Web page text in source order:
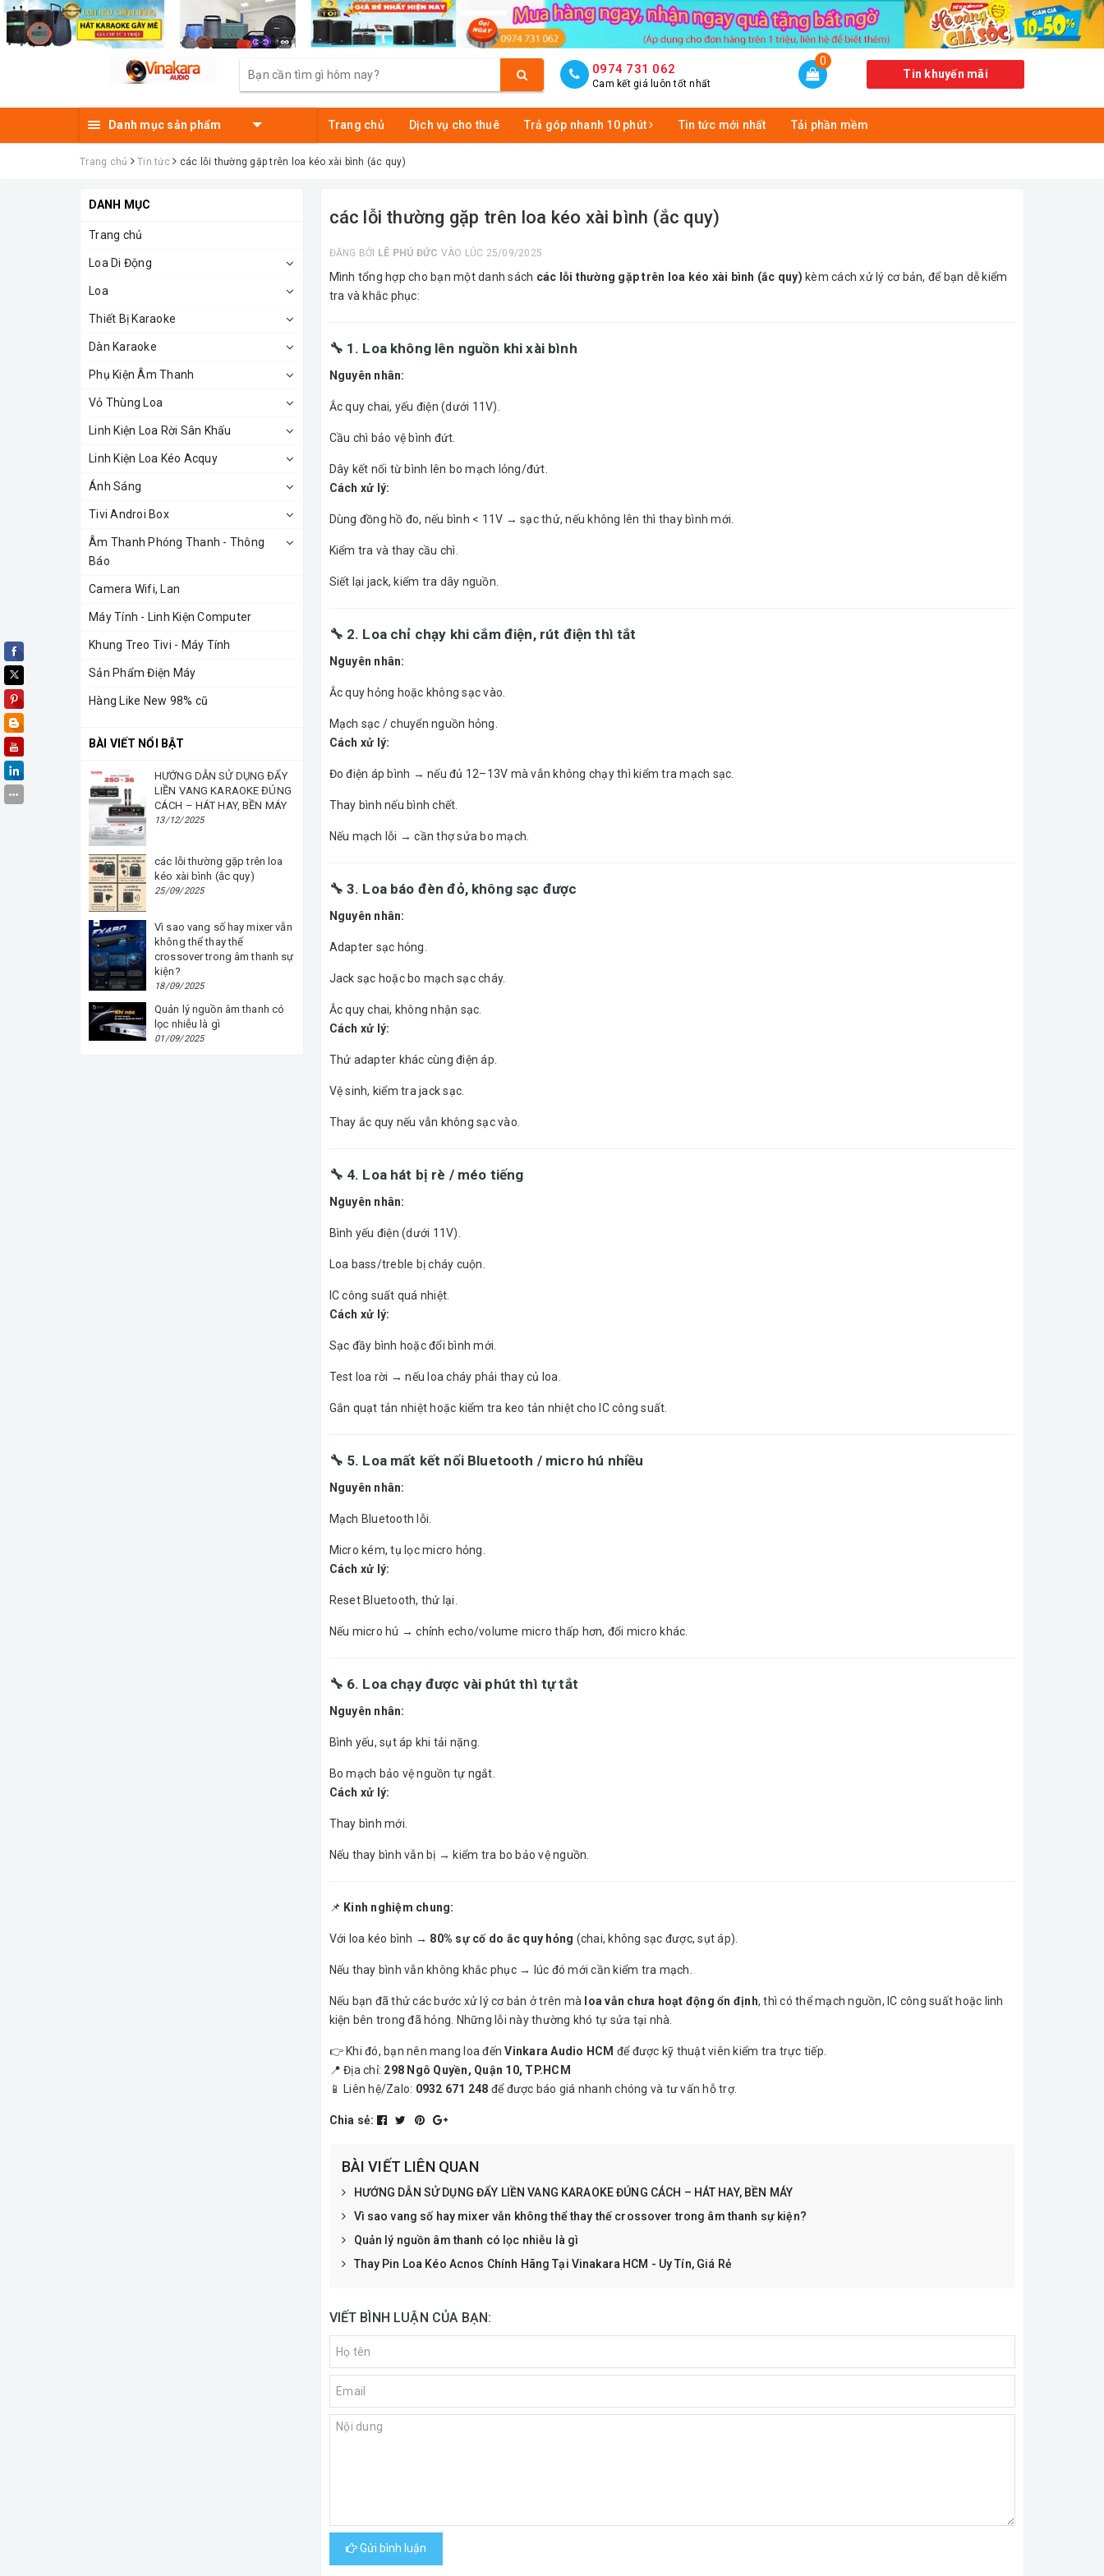
0974 731 062
Cam kết giá luôn tốt nhất
0
Tin khuyến mãi
Danh mục sản phẩm Trang chủ Dịch vụ cho thuê Trả góp nhanh 10 phút Tin tức mới nhất Tải phần mềm
Trang chủ Tin tức các lỗi thường gặp trên loa kéo xài bình (ắc quy)
các lỗi thường gặp trên loa kéo xài bình (ắc quy)
ĐĂNG BỞI LÊ PHÚ ĐỨC VÀO LÚC 25/09/2025
Mình tổng hợp cho bạn một danh sách các lỗi thường gặp trên loa kéo xài bình (ắc quy) kèm cách xử lý cơ bản, để bạn dễ kiểm
tra và khắc phục:
🔧 1. Loa không lên nguồn khi xài bình
Nguyên nhân:
Ắc quy chai, yếu điện (dưới 11V).
Cầu chì bảo vệ bình đứt.
Dây kết nối từ bình lên bo mạch lỏng/đứt.
Cách xử lý:
Dùng đồng hồ đo, nếu bình < 11V → sạc thử, nếu không lên thì thay bình mới.
Kiểm tra và thay cầu chì.
Siết lại jack, kiểm tra dây nguồn.
🔧 2. Loa chỉ chạy khi cắm điện, rút điện thì tắt
Nguyên nhân:
Ắc quy hỏng hoặc không sạc vào.
Mạch sạc / chuyển nguồn hỏng.
Cách xử lý:
Đo điện áp bình → nếu đủ 12–13V mà vẫn không chạy thì kiểm tra mạch sạc.
Thay bình nếu bình chết.
Nếu mạch lỗi → cần thợ sửa bo mạch.
🔧 3. Loa báo đèn đỏ, không sạc được
Nguyên nhân:
Adapter sạc hỏng.
Jack sạc hoặc bo mạch sạc cháy.
Ắc quy chai, không nhận sạc.
Cách xử lý:
Thử adapter khác cùng điện áp.
Vệ sinh, kiểm tra jack sạc.
Thay ắc quy nếu vẫn không sạc vào.
🔧 4. Loa hát bị rè / méo tiếng
Nguyên nhân:
Bình yếu điện (dưới 11V).
Loa bass/treble bị cháy cuộn.
IC công suất quá nhiệt.
Cách xử lý:
Sạc đầy bình hoặc đổi bình mới.
Test loa rời → nếu loa cháy phải thay củ loa.
Gắn quạt tản nhiệt hoặc kiểm tra keo tản nhiệt cho IC công suất.
🔧 5. Loa mất kết nối Bluetooth / micro hú nhiều
Nguyên nhân:
Mạch Bluetooth lỗi.
Micro kém, tụ lọc micro hỏng.
Cách xử lý:
Reset Bluetooth, thử lại.
Nếu micro hú → chỉnh echo/volume micro thấp hơn, đổi micro khác.
🔧 6. Loa chạy được vài phút thì tự tắt
Nguyên nhân:
Bình yếu, sụt áp khi tải nặng.
Bo mạch bảo vệ nguồn tự ngắt.
Cách xử lý:
Thay bình mới.
Nếu thay bình vẫn bị → kiểm tra bo bảo vệ nguồn.
📌 Kinh nghiệm chung:
Với loa kéo bình → 80% sự cố do ắc quy hỏng (chai, không sạc được, sụt áp).
Nếu thay bình vẫn không khắc phục → lúc đó mới cần kiểm tra mạch.
Nếu bạn đã thử các bước xử lý cơ bản ở trên mà loa vẫn chưa hoạt động ổn định, thì có thể mạch nguồn, IC công suất hoặc linh
kiện bên trong đã hỏng. Những lỗi này thường khó tự sửa tại nhà.
👉 Khi đó, bạn nên mang loa đếnVinkara Audio HCM để được kỹ thuật viên kiểm tra trực tiếp.
📍 Địa chỉ: 298 Ngô Quyền, Quận 10, TP.HCM
📱 Liên hệ/Zalo: 0932 671 248 để được báo giá nhanh chóng và tư vấn hỗ trợ.
Chia sẻ:
BÀI VIẾT LIÊN QUAN
HƯỚNG DẪN SỬ DỤNG ĐẨY LIỀN VANG KARAOKE ĐÚNG CÁCH – HÁT HAY, BỀN MÁY
Vì sao vang số hay mixer vẫn không thể thay thế crossover trong âm thanh sự kiện?
Quản lý nguồn âm thanh có lọc nhiễu là gì
Thay Pin Loa Kéo Acnos Chính Hãng Tại Vinakara HCM - Uy Tín, Giá Rẻ
VIẾT BÌNH LUẬN CỦA BẠN:
Gửi bình luận
DANH MỤC
Trang chủ
Loa Di Động
Loa
Thiết Bị Karaoke
Dàn Karaoke
Phụ Kiện Âm Thanh
Vỏ Thùng Loa
Linh Kiện Loa Rời Sân Khấu
Linh Kiện Loa Kéo Acquy
Ánh Sáng
Tivi Androi Box
Âm Thanh Phóng Thanh - Thông
Báo
Camera Wifi, Lan
Máy Tính - Linh Kiện Computer
Khung Treo Tivi - Máy Tính
Sản Phẩm Điện Máy
Hàng Like New 98% cũ
BÀI VIẾT NỔI BẬT
HƯỚNG DẪN SỬ DỤNG ĐẨY
LIỀN VANG KARAOKE ĐÚNG
CÁCH – HÁT HAY, BỀN MÁY
13/12/2025
các lỗi thường gặp trên loa
kéo xài bình (ắc quy)
25/09/2025
Vì sao vang số hay mixer vẫn
không thể thay thế
crossover trong âm thanh sự
kiện?
18/09/2025
Quản lý nguồn âm thanh có
lọc nhiễu là gì
01/09/2025